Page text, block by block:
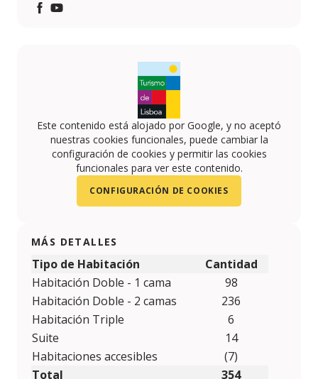
Este contenido está alojado por Google, y no aceptó
nuestras cookies funcionales, puede cambiar la
configuración de cookies y permitir las cookies
funcionales para ver este contenido.
CONFIGURACIÓN DE COOKIES
MÁS DETALLES
Tipo de Habitación
Cantidad
Habitación Doble - 1 cama
98
Habitación Doble - 2 camas
236
Habitación Triple
6
Suite
14
Habitaciones accesibles
(7)
Total
354